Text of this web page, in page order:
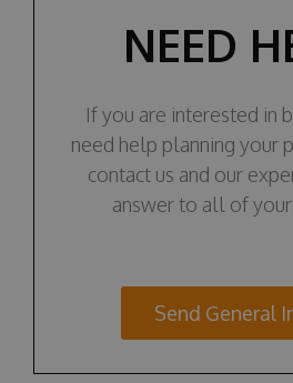
NEED
If you are interested in
need help planning your
contact us and our
answer to all of
Send General